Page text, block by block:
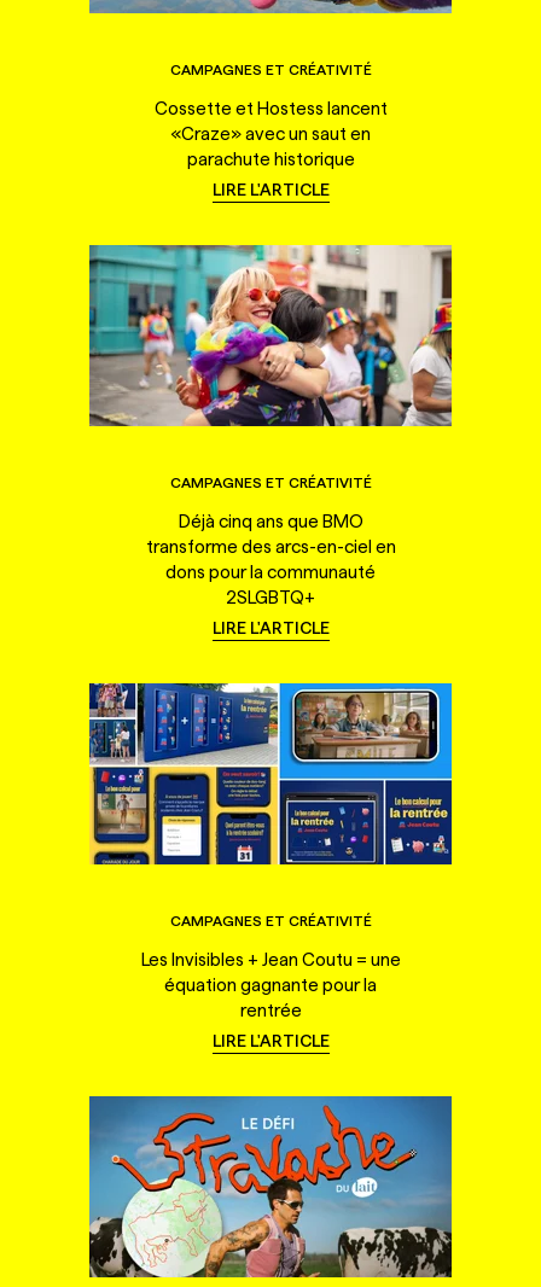
CAMPAGNES ET CRÉATIVITÉ
Cossette et Hostess lancent
«Craze» avec un saut en
parachute historique
LIRE L'ARTICLE
CAMPAGNES ET CRÉATIVITÉ
Déjà cinq ans que BMO
transforme des arcs-en-ciel en
dons pour la communauté
2SLGBTQ+
LIRE L'ARTICLE
CAMPAGNES ET CRÉATIVITÉ
Les Invisibles + Jean Coutu = une
équation gagnante pour la
rentrée
LIRE L'ARTICLE